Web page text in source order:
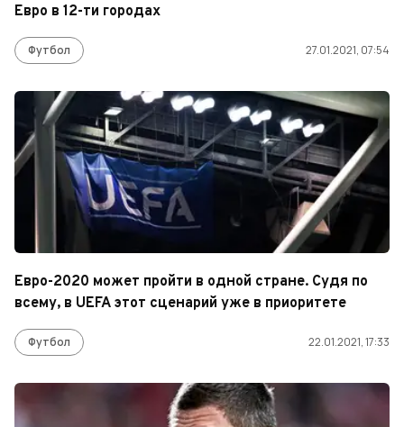
Евро в 12-ти городах
Футбол 27.01.2021, 07:54
Евро-2020 может пройти в одной стране. Судя по
всему, в UEFA этот сценарий уже в приоритете
Футбол 22.01.2021, 17:33